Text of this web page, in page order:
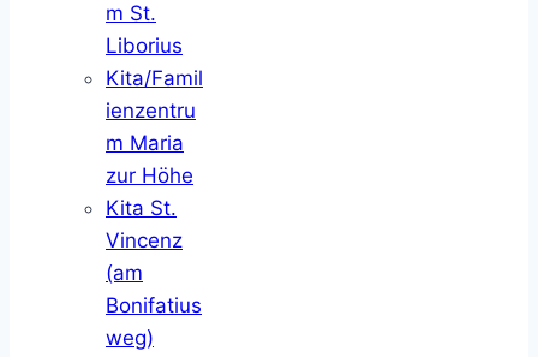
m St.
Liborius
Kita/Famil
ienzentru
m Maria
zur Höhe
Kita St.
Vincenz
(am
Bonifatius
weg)